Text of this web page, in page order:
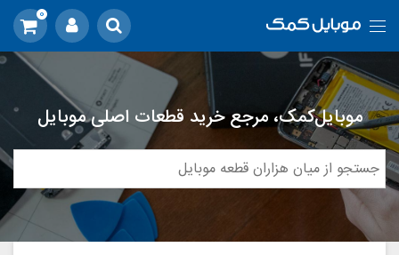
0
موبایل‌کمک، مرجع خرید قطعات اصلی موبایل